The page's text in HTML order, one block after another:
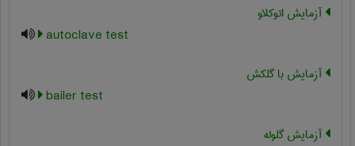
آزمایش اتوکلاو
autoclave test
آزمایش با گلکش
bailer test
آزمایش گلوله